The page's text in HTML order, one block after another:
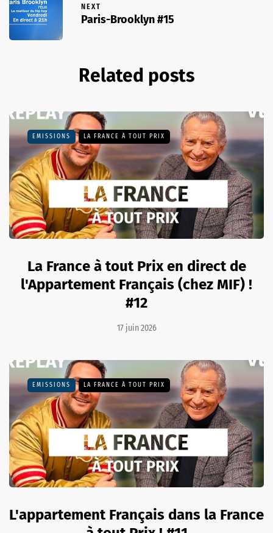
NEXT
Paris-Brooklyn #15
Related posts
EMISSIONS LA FRANCE À TOUT PRIX
La France à tout Prix en direct de
l'Appartement Français (chez MIF) !
#12
17 juin 2026
EMISSIONS LA FRANCE À TOUT PRIX
L'appartement Français dans la France